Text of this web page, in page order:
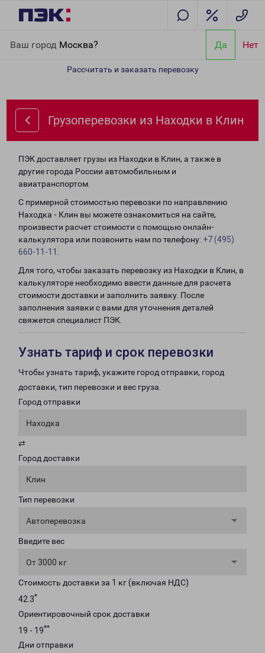
Ваш город Москва? Да Нет
Рассчитать и заказать перевозку
Грузоперевозки из Находки в Клин
ПЭК доставляет грузы из Находки в Клин, а также в
другие города России автомобильным и
авиатранспортом.
С примерной стоимостью перевозки по направлению
Находка - Клин вы можете ознакомиться на сайте,
произвести расчет стоимости с помощью онлайн-
калькулятора или позвонить нам по телефону: +7 (495)
660-11-11
Для того, чтобы заказать перевозку из Находки в Клин, в
калькуляторе необходимо ввести данные для расчета
стоимости доставки и заполнить заявку. После
заполнения заявки с вами для уточнения деталей
свяжется специалист ПЭК.
Узнать тариф и срок перевозки
Чтобы узнать тариф, укажите город отправки, город
доставки, тип перевозки и вес груза.
Город отправки
Находка
⇄
Город доставки
Клин
Тип перевозки
Автоперевозка
Введите вес
От 3000 кг
Стоимость доставки за 1 кг (включая НДС)
42.3*
Ориентировочный срок доставки
19 - 19**
Дни отправки